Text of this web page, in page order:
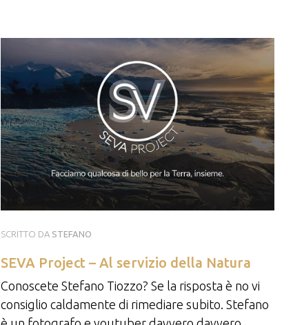
SCRITTO DA STEFANO
SEVA Project – Al servizio della Natura
Conoscete Stefano Tiozzo? Se la risposta è no vi
consiglio caldamente di rimediare subito. Stefano